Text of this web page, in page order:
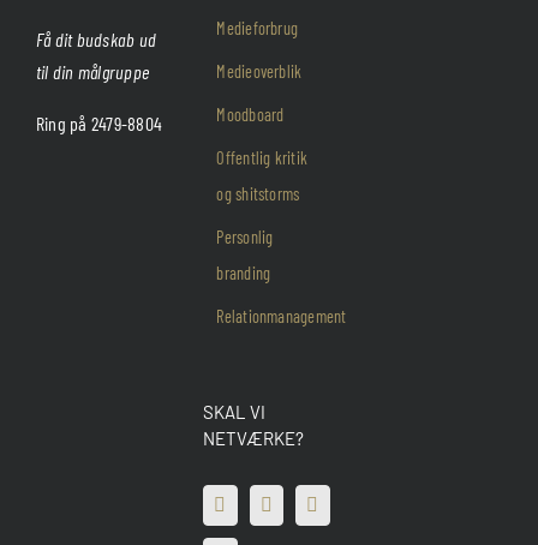
Få dit budskab ud
til din målgruppe
Ring på 2479-8804
Medieforbrug
Medieoverblik
Moodboard
Offentlig kritik
og shitstorms
Personlig
branding
Relationmanagement
SKAL VI
NETVÆRKE?